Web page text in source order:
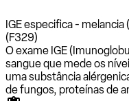
IGE especifica - melancia
(F329)
O exame IGE
sangue que mede os
uma substância
de fungos, proteínas de